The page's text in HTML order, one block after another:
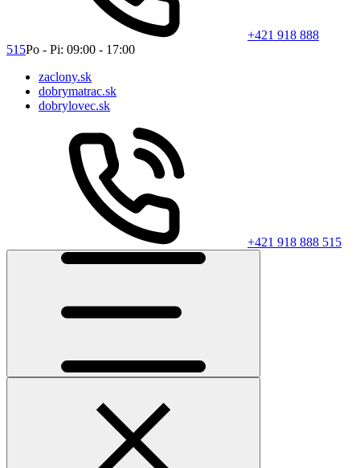
+421 918 888
515Po - Pi: 09:00 - 17:00
zaclony.sk
dobrymatrac.sk
dobrylovec.sk
+421 918 888 515